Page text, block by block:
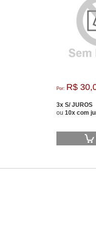
Por: R$
3x S/ JUROS
ou 10x com